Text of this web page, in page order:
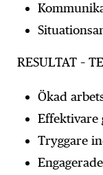
RESULTAT –
Ökad
Effektivare
Tryggare